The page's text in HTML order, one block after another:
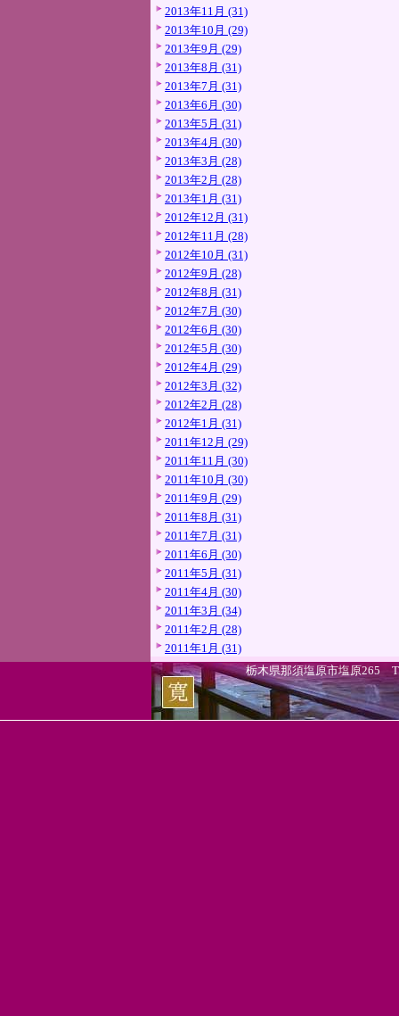
2013年11月 (31)
2013年10月 (29)
2013年9月 (29)
2013年8月 (31)
2013年7月 (31)
2013年6月 (30)
2013年5月 (31)
2013年4月 (30)
2013年3月 (28)
2013年2月 (28)
2013年1月 (31)
2012年12月 (31)
2012年11月 (28)
2012年10月 (31)
2012年9月 (28)
2012年8月 (31)
2012年7月 (30)
2012年6月 (30)
2012年5月 (30)
2012年4月 (29)
2012年3月 (32)
2012年2月 (28)
2012年1月 (31)
2011年12月 (29)
2011年11月 (30)
2011年10月 (30)
2011年9月 (29)
2011年8月 (31)
2011年7月 (31)
2011年6月 (30)
2011年5月 (31)
2011年4月 (30)
2011年3月 (34)
2011年2月 (28)
2011年1月 (31)
栃木県那須塩原市塩原265